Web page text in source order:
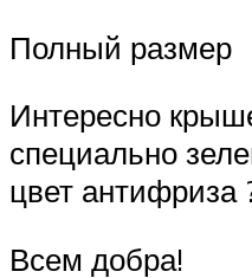
Полный размер
Интересно
специально
цвет антифриза
Всем добра!